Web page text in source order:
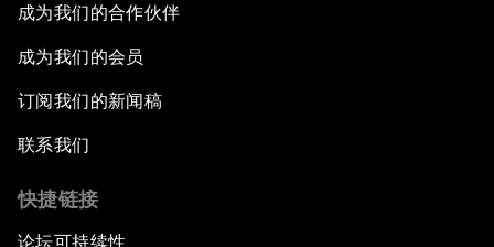
成为我们的合作伙伴
成为我们的会员
订阅我们的新闻稿
联系我们
快捷链接
论坛可持续性